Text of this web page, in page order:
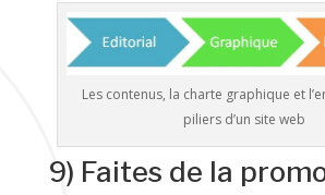
Les contenus, la charte graphique et
piliers d’un site web
9) Faites de la